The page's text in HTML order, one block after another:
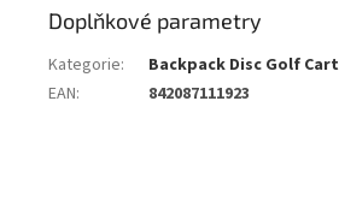
Doplňkové parametry
Kategorie:
Backpack Disc Golf Cart
EAN: 842087111923